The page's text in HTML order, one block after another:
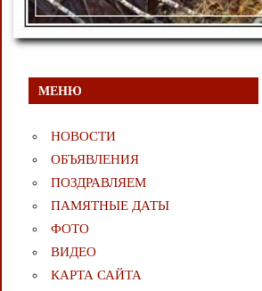
МЕНЮ
НОВОСТИ
ОБЪЯВЛЕНИЯ
ПОЗДРАВЛЯЕМ
ПАМЯТНЫЕ ДАТЫ
ФОТО
ВИДЕО
КАРТА САЙТА